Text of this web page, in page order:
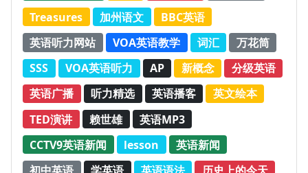
Treasures
加州语文
BBC英语
英语听力网站
VOA英语教学 词汇
万花筒
SSS
VOA英语听力 AP 新概念
分级英语
英语广播
听力精选 英语播客
英文绘本
TED演讲
赖世雄
英语MP3
CCTV9英语新闻
lesson
英语新闻